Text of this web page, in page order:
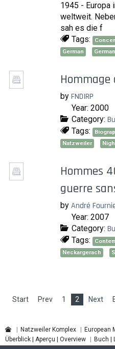
1945 - Europa
weltweit.
sah es die f
Tags:
German
by FNDIRP
Year: 2000
Category:
Tags:
Natzweiler
Hommes
guerre
by André
Year: 2007
Category:
Tags:
Neckargerach
Start Prev 1 2 Next
Natzweiler Komplex
European
Überblick | Aperçu | Overview
Buch |